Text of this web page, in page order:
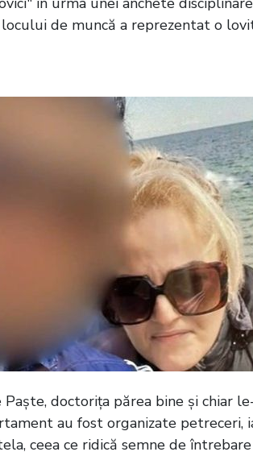
locului de muncă a reprezentat o
Paște, doctorița părea bine și chiar
au fost organizate
ceea ce ridică semne de